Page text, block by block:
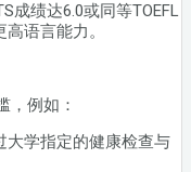
绩达6.0或同等TOEFL
语言能力。
例如：
学指定的健康检查与